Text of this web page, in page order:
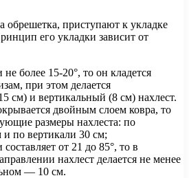
обрешетка, приступают к укладке
его укладки зависит от
более 15-20°, то он кладется
при этом делается
см) и вертикальный (8 см) нахлест.
двойным слоем ковра, то
размеры нахлеста: по
и по вертикали 30 см;
от 21 до 85°, то в
нахлест делается не менее
— 10 см.